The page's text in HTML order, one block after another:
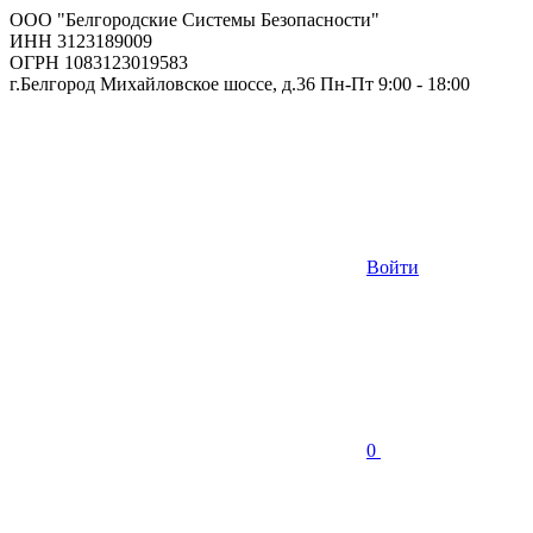
ООО "Белгородские Системы Безопасности"
ИНН 3123189009
ОГРН 1083123019583
г.Белгород Михайловское шоссе, д.36 Пн-Пт 9:00 - 18:00
Войти
0